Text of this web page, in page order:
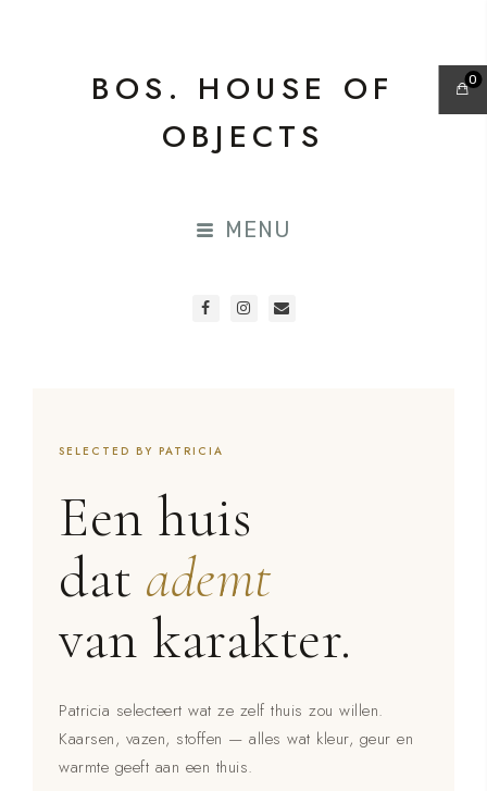
BOS. HOUSE OF
OBJECTS
MENU
SELECTED BY PATRICIA
Een huis
dat ademt
van karakter.
Patricia selecteert wat ze zelf thuis zou willen.
Kaarsen, vazen, stoffen — alles wat kleur, geur en
warmte geeft aan een thuis.
0